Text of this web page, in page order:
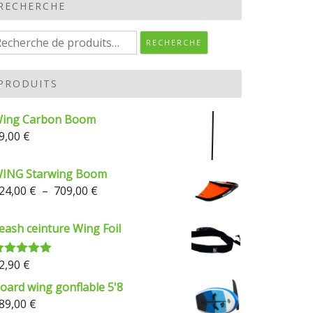
:
RECHERCHE
Carbon Boom
€
Starwing Boom
€ – 709,00 €
prix :
624,00 €
ceinture Wing Foil
5.00
€
wing gonflable 5'8
€